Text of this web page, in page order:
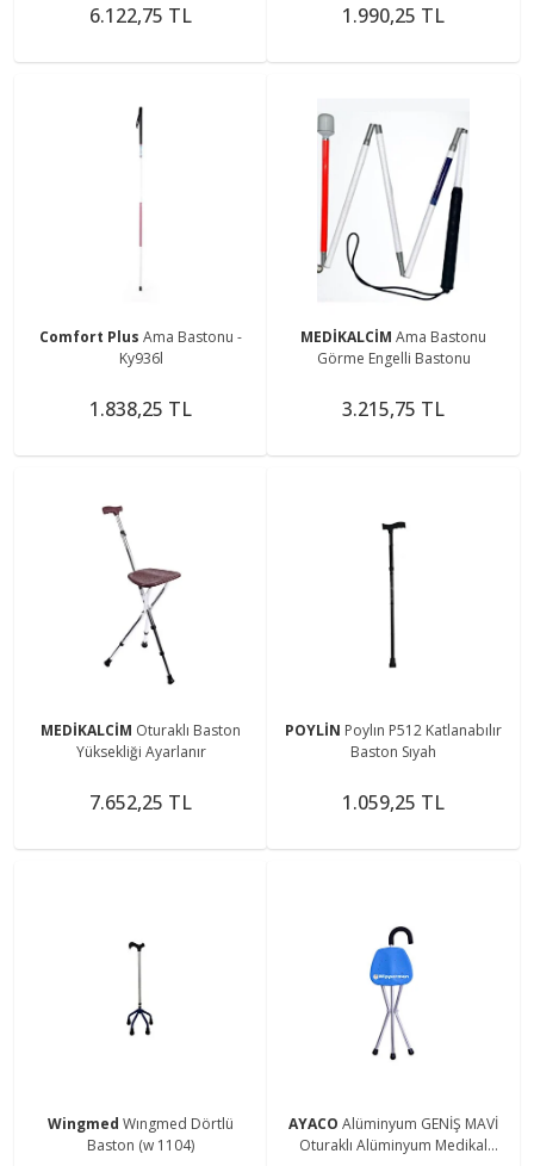
6.122,75 TL 1.990,25 TL
Comfort Plus Ama Bastonu -
Ky936l
1.838,25 TL
MEDİKALCİM Ama Bastonu
Görme Engelli Bastonu
3.215,75 TL
MEDİKALCİM Oturaklı Baston
Yüksekliği Ayarlanır
7.652,25 TL
POYLİN Poylın P512 Katlanabılır
Baston Sıyah
1.059,25 TL
Wingmed Wıngmed Dörtlü
Baston (w 1104)
AYACO Alüminyum GENİŞ MAVİ
Oturaklı Alüminyum Medikal